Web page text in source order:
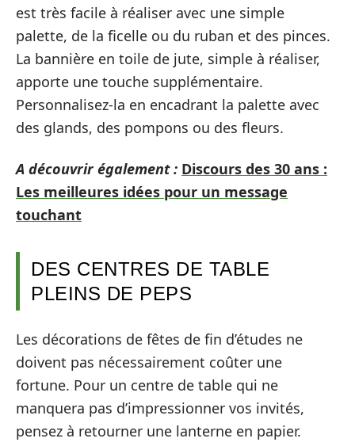
est très facile à réaliser avec une simple
palette, de la ficelle ou du ruban et des pinces.
La bannière en toile de jute, simple à réaliser,
apporte une touche supplémentaire.
Personnalisez-la en encadrant la palette avec
des glands, des pompons ou des fleurs.
A découvrir également : Discours des 30 ans :
Les meilleures idées pour un message
touchant
DES CENTRES DE TABLE
PLEINS DE PEPS
Les décorations de fêtes de fin d’études ne
doivent pas nécessairement coûter une
fortune. Pour un centre de table qui ne
manquera pas d’impressionner vos invités,
pensez à retourner une lanterne en papier.